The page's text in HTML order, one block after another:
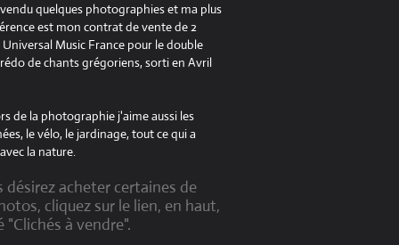
quelques photographies et ma plus
est mon contrat de vente de 2
Universal Music France pour le double
de chants grégoriens, sorti en Avril
de la photographie j'aime aussi les
le vélo, le jardinage, tout ce qui a
la nature.
désirez acheter certaines de
cliquez sur le lien, en haut,
à vendre".